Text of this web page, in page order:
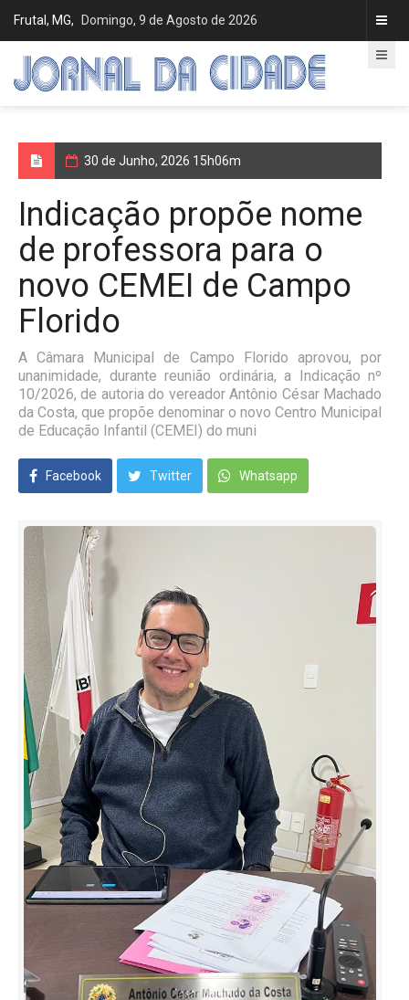
Frutal, MG, Domingo, 9 de Agosto de 2026
30 de Junho, 2026 15h06m
Indicação propõe nome
de professora para o
novo CEMEI de Campo
Florido
A Câmara Municipal de Campo Florido aprovou, por
unanimidade, durante reunião ordinária, a Indicação nº
10/2026, de autoria do vereador Antônio César Machado
da Costa, que propõe denominar o novo Centro Municipal
de Educação Infantil (CEMEI) do muni
Facebook Twitter Whatsapp